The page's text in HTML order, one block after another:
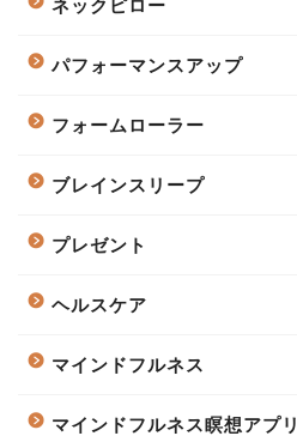
ネックピロー
パフォーマンスアップ
フォームローラー
ブレインスリープ
プレゼント
ヘルスケア
マインドフルネス
マインドフルネス瞑想アプリ